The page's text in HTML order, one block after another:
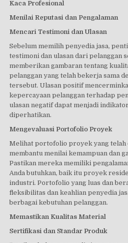
Kaca Profesional
Menilai Reputasi dan Pengalaman
Mencari Testimoni dan Ulasan
Sebelum memilih penyedia jasa,
testimoni dan ulasan dari pelanggan
memberikan gambaran tentang
pelanggan yang telah bekerja sama
tersebut. Ulasan positif
kepercayaan pelanggan terhadap
ulasan negatif dapat menjadi
diperhatikan.
Mengevaluasi Portofolio Proyek
Melihat portofolio proyek yang telah
membantu menilai kemampuan dan
Pastikan mereka memiliki
Anda butuhkan, baik itu proyek
industri. Portofolio yang luas dan
fleksibilitas dan keahlian penyedia
berbagai kebutuhan pelanggan.
Memastikan Kualitas Material
Sertifikasi dan Standar Produk